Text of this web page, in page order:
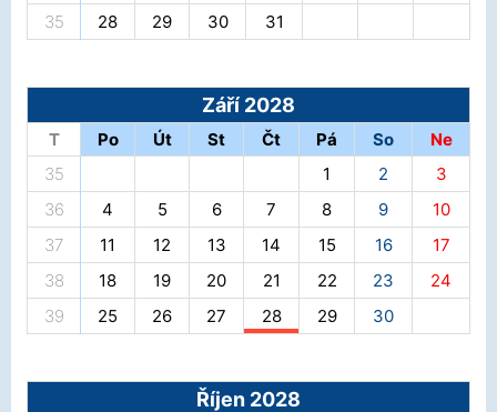
35
28 29 30 31
Září 2028
T Po Út St Čt Pá So
Ne
35
1 2
3
36
4 5 6 7 8 9
10
37
11 12 13 14 15 16
17
38
18 19 20 21 22 23
24
39
25 26 27 28 29 30
Říjen 2028